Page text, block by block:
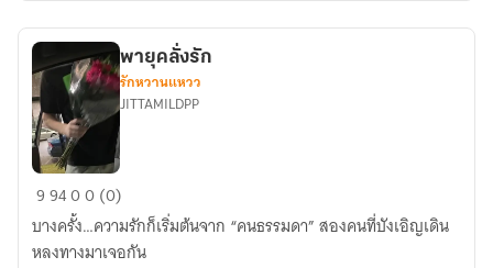
พายุ
รัก
พายุคลั่งรัก
รักหวานแหวว
JITTAMILDPP
99400 (0)
บางครั้ง…ความรักก็เริ่มต้นจาก “คนธรรมดา” สองคนที่บังเอิญเดิน
หลงทางมาเจอกัน